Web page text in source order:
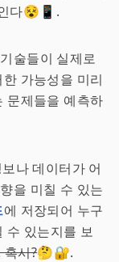
다😵📱.
술들이 실제로
가능성을 미리
문제들을 예측하
나 데이터가 어
을 미칠 수 있는
에 저장되어 누구
수 있는지를 보
혹시?🤔🔐.